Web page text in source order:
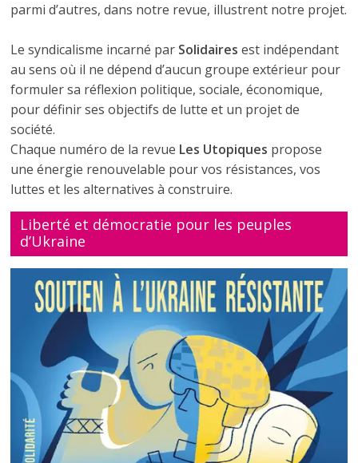
parmi d’autres, dans notre revue, illustrent notre projet.
Le syndicalisme incarné par Solidaires est indépendant
au sens où il ne dépend d’aucun groupe extérieur pour
formuler sa réflexion politique, sociale, économique,
pour définir ses objectifs de lutte et un projet de
société.
Chaque numéro de la revue Les Utopiques propose
une énergie renouvelable pour vos résistances, vos
luttes et les alternatives à construire.
Liberté et démocratie pour les peuples
d’Ukraine